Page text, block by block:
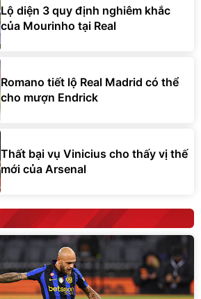
Lộ diện 3 quy định nghiêm khắc
của Mourinho tại Real
Romano tiết lộ Real Madrid có thể
cho mượn Endrick
Thất bại vụ Vinicius cho thấy vị thế
mới của Arsenal